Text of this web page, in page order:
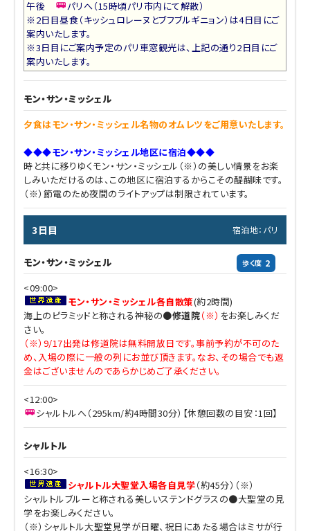
午後
パリへ（15時頃パリ市内にて解散）
※2日目昼食（キッシュロレーヌとブフブルギニョン）は4日目にご
案内いたします。
※3日目にご案内予定のパリ車窓観光は、上記の通り2日目にご
案内いたします。
モン・サン・ミッシェル
夕食はモン・サン・ミッシェル名物のオムレツをご用意いたします。
◆◆◆モン・サン・ミッシェル地区に宿泊◆◆◆
時と共に移りゆくモン・サン・ミッシェル（※）の美しい情景をお楽
しみいただけるのは、この地区に宿泊するからこその醍醐味です。
（※）節電のため夜間のライトアップは制限されています。
3日目 宿泊地：パリ
歩く度 2
モン・サン・ミッシェル
<09:00>
モン・サン・ミッシェル各自散策(約2時間)
海上のピラミッドと称される神秘の●修道院（※） をお楽しみくだ
さい。
（※）9/17出発は修道院は無料開放日です。事前予約が不可のた
め、入場の際に一般の列にお並び頂きます。なお、その場合でも返
金はございませんのであらかじめご了承ください。
<12:00>
シャルトルへ（295km/約4時間30分）【休憩回数の目安：1回】
シャルトル
<16:30>
シャルトル大聖堂入場各自見学（約45分）（※）
シャルトルブルーと称される美しいステンドグラスの●大聖堂の見
学をお楽しみください。
（※）シャルトル大聖堂見学が日曜、祝日にあたる場合はミサが行